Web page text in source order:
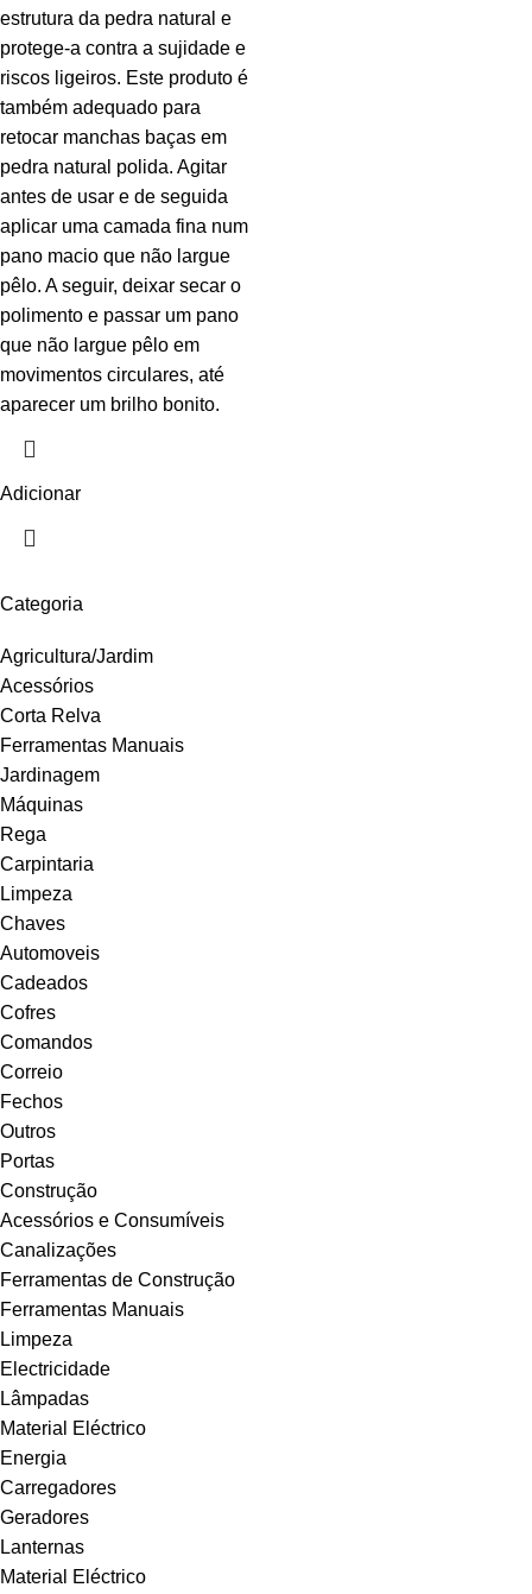
Categoria
Agricultura/Jardim
Acessórios
Corta Relva
Ferramentas Manuais
Jardinagem
Máquinas
Rega
Carpintaria
Limpeza
Chaves
Automoveis
Cadeados
Cofres
Comandos
Correio
Fechos
Outros
Portas
Construção
Acessórios e Consumíveis
Canalizações
Ferramentas de Construção
Ferramentas Manuais
Limpeza
Electricidade
Lâmpadas
Material Eléctrico
Energia
Carregadores
Geradores
Lanternas
Material Eléctrico
estrutura da pedra natural e
protege-a contra a sujidade e
riscos ligeiros. Este produto é
também adequado para
retocar manchas baças em
pedra natural polida. Agitar
antes de usar e de seguida
aplicar uma camada fina num
pano macio que não largue
pêlo. A seguir, deixar secar o
polimento e passar um pano
que não largue pêlo em
movimentos circulares, até
aparecer um brilho bonito.
Adicionar